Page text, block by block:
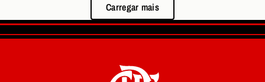
Carregar mais